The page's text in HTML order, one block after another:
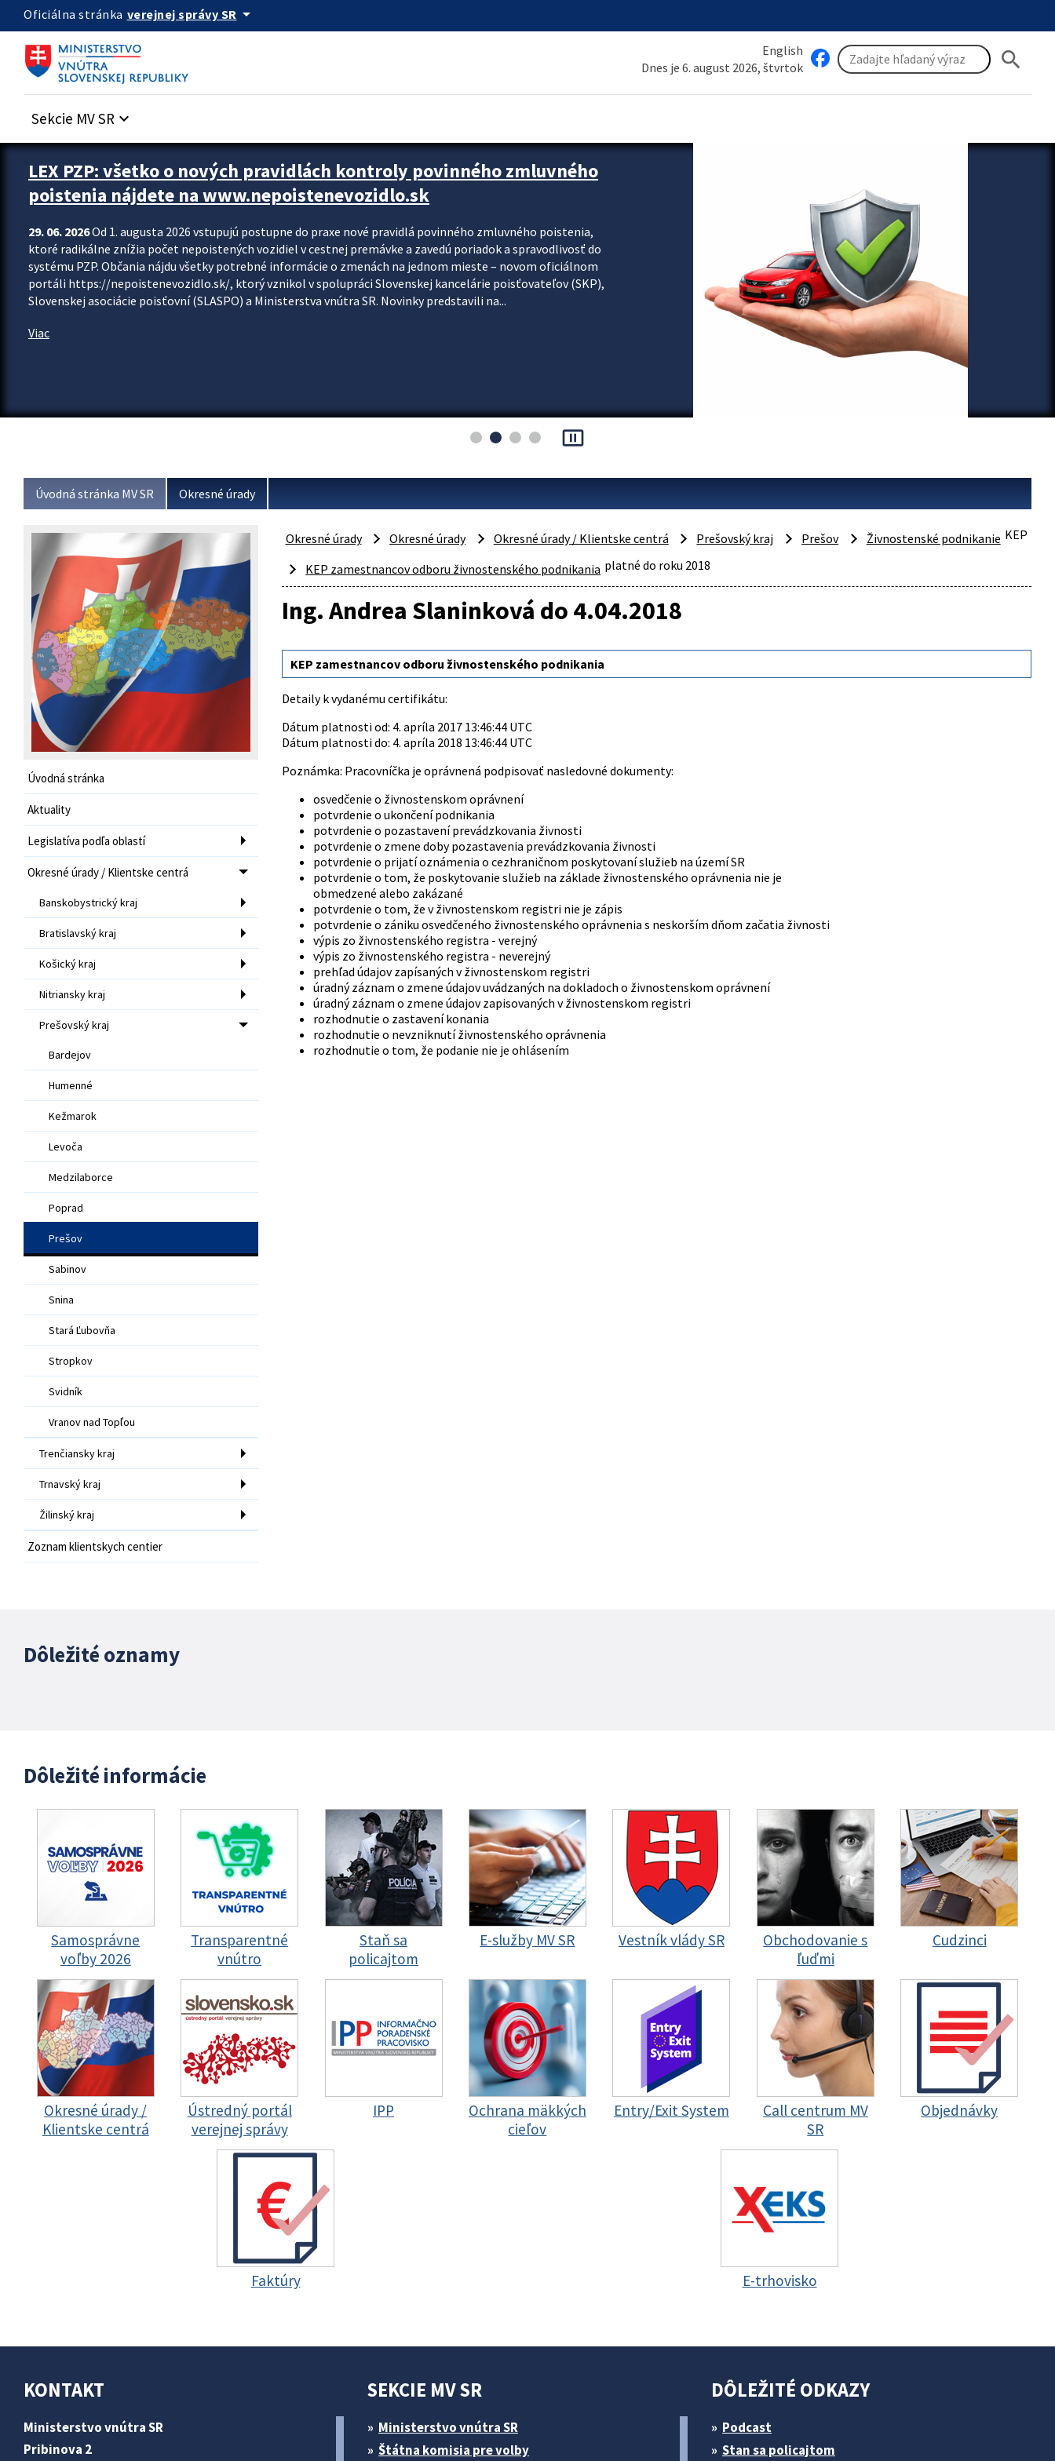
Preskocit na hlavný obsah
Oficiálna stránka verejnej správy SR arrow_drop_down
English
Dnes je 6. august 2026, štvrtok
search
Sekcie MV SR keyboard_arrow_down
Zastavit automatický posun upútavok
LEX PZP: všetko o nových pravidlách kontroly povinného zmluvného
poistenia nájdete na www.nepoistenevozidlo.sk
29. 06. 2026Od 1. augusta 2026 vstupujú postupne do praxe nové pravidlá povinného zmluvného poistenia,
ktoré radikálne znížia počet nepoistených vozidiel v cestnej premávke a zavedú poriadok a spravodlivosť do
systému PZP. Občania nájdu všetky potrebné informácie o zmenách na jednom mieste – novom oficiálnom
portáli https://nepoistenevozidlo.sk/, ktorý vznikol v spolupráci Slovenskej kancelárie poisťovateľov (SKP),
Slovenskej asociácie poisťovní (SLASPO) a Ministerstva vnútra SR. Novinky predstavili na...
Viac
pause_presentation
Úvodná stránka MV SR Okresné úrady
Úvodná stránka
Aktuality
Legislatíva podľa oblastí
Okresné úrady / Klientske centrá
Banskobystrický kraj
Bratislavský kraj
Košický kraj
Nitriansky kraj
Prešovský kraj
Bardejov
Humenné
Kežmarok
Levoča
Medzilaborce
Poprad
Prešov
Sabinov
Snina
Stará Ľubovňa
Stropkov
Svidník
Vranov nad Topľou
Trenčiansky kraj
Trnavský kraj
Žilinský kraj
Zoznam klientskych centier
Okresné úrady Okresné úrady Okresné úrady / Klientske centrá Prešovský kraj Prešov
Živnostenské podnikanie
KEP zamestnancov odboru živnostenského podnikania
KEP
platné do roku 2018
Ing. Andrea Slaninková do 4.04.2018
KEP zamestnancov odboru živnostenského podnikania
Detaily k vydanému certifikátu:
Dátum platnosti od: 4. apríla 2017 13:46:44 UTC
Dátum platnosti do: 4. apríla 2018 13:46:44 UTC
Poznámka: Pracovníčka je oprávnená podpisovať nasledovné dokumenty:
osvedčenie o živnostenskom oprávnení
potvrdenie o ukončení podnikania
potvrdenie o pozastavení prevádzkovania živnosti
potvrdenie o zmene doby pozastavenia prevádzkovania živnosti
potvrdenie o prijatí oznámenia o cezhraničnom poskytovaní služieb na území SR
potvrdenie o tom, že poskytovanie služieb na základe živnostenského oprávnenia nie je
obmedzené alebo zakázané
potvrdenie o tom, že v živnostenskom registri nie je zápis
potvrdenie o zániku osvedčeného živnostenského oprávnenia s neskorším dňom začatia živnosti
výpis zo živnostenského registra - verejný
výpis zo živnostenského registra - neverejný
prehľad údajov zapísaných v živnostenskom registri
úradný záznam o zmene údajov uvádzaných na dokladoch o živnostenskom oprávnení
úradný záznam o zmene údajov zapisovaných v živnostenskom registri
rozhodnutie o zastavení konania
rozhodnutie o nevzniknutí živnostenského oprávnenia
rozhodnutie o tom, že podanie nie je ohlásením
Dôležité oznamy
Dôležité informácie
Samosprávne
voľby 2026
Transparentné
vnútro
Staň sa
policajtom
E-služby MV SR Vestník vlády SR
Obchodovanie s
ľuďmi
Cudzinci
Okresné úrady /
Klientske centrá
Ústredný portál
verejnej správy
IPP
Ochrana mäkkých
cieľov
Entry/Exit System
Call centrum MV
SR
Objednávky
Faktúry E-trhovisko
KONTAKT
Ministerstvo vnútra SR
Pribinova 2
SEKCIE MV SR
Ministerstvo vnútra SR
Štátna komisia pre volby
DÔLEŽITÉ ODKAZY
Podcast
Stan sa policajtom